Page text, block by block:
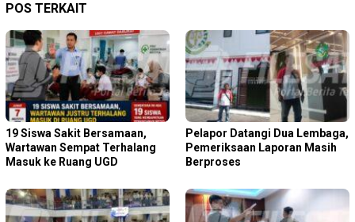
POS TERKAIT
19 Siswa Sakit Bersamaan,
Wartawan Sempat Terhalang
Masuk ke Ruang UGD
Pelapor Datangi Dua Lembaga,
Pemeriksaan Laporan Masih
Berproses